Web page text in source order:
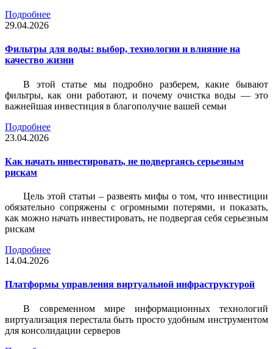
Подробнее
29.04.2026
Фильтры для воды: выбор, технологии и влияние на
качество жизни
В этой статье мы подробно разберем, какие бывают
фильтры, как они работают, и почему очистка воды — это
важнейшая инвестиция в благополучие вашей семьи
Подробнее
23.04.2026
Как начать инвестировать, не подвергаясь серьезным
рискам
Цель этой статьи – развеять мифы о том, что инвестиции
обязательно сопряжены с огромными потерями, и показать,
как можно начать инвестировать, не подвергая себя серьезным
рискам
Подробнее
14.04.2026
Платформы управления виртуальной инфраструктурой
В современном мире информационных технологий
виртуализация перестала быть просто удобным инструментом
для консолидации серверов